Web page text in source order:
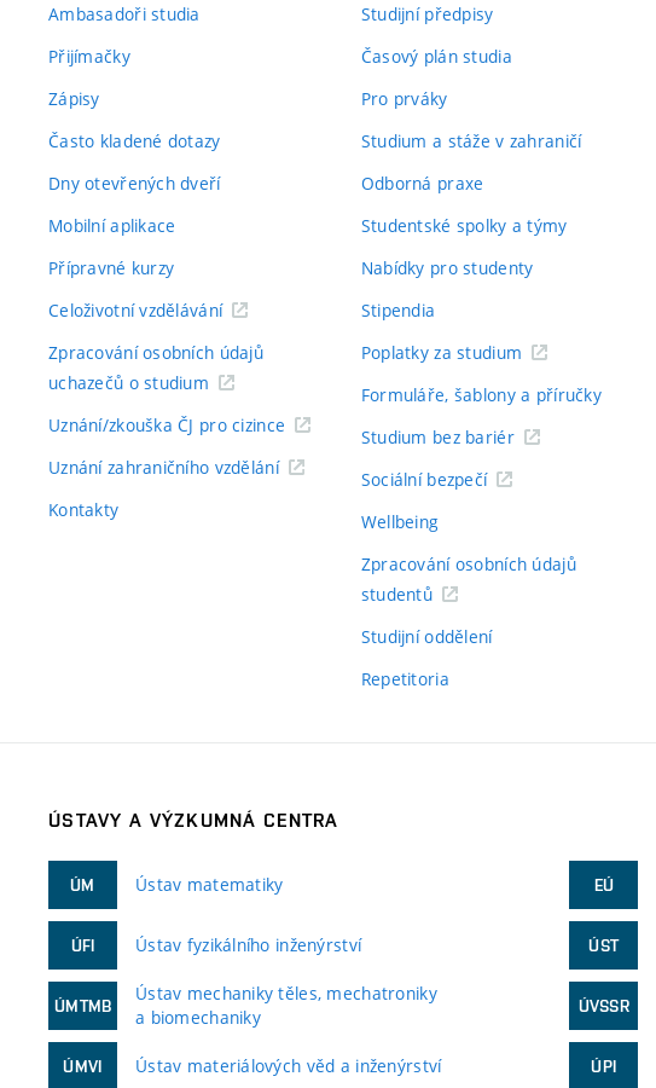
Ambasadoři studia
Přijímačky
Zápisy
Často kladené dotazy
Dny otevřených dveří
Mobilní aplikace
Přípravné kurzy
Celoživotní vzdělávání
Zpracování osobních údajů
uchazečů o studium
Uznání/zkouška ČJ pro cizince
Uznání zahraničního vzdělání
Kontakty
Studijní předpisy
Časový plán studia
Pro prváky
Studium a stáže v zahraničí
Odborná praxe
Studentské spolky a týmy
Nabídky pro studenty
Stipendia
Poplatky za studium
Formuláře, šablony a příručky
Studium bez bariér
Sociální bezpečí
Wellbeing
Zpracování osobních údajů
studentů
Studijní oddělení
Repetitoria
ÚSTAVY A VÝZKUMNÁ CENTRA
ÚM Ústav matematiky
ÚFI Ústav fyzikálního inženýrství
ÚMTMB
Ústav mechaniky těles, mechatroniky
a biomechaniky
ÚMVI Ústav materiálových věd a inženýrství
EÚ
ÚST
ÚVSSR
ÚPI